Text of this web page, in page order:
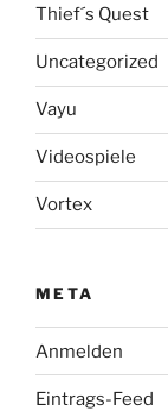
Thief´s Quest
Uncategorized
Vayu
Videospiele
Vortex
META
Anmelden
Eintrags-Feed